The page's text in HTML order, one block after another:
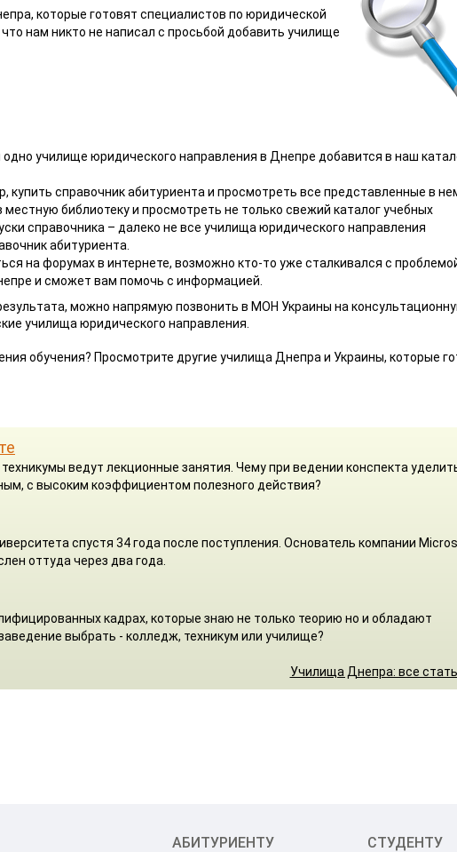
которые готовят специалистов по юридической
нам никто не написал с просьбой добавить училище
училище юридического направления в Днепре добавится в наш
купить справочник абитуриента и просмотреть все представленные в
библиотеку и просмотреть не только свежий каталог учебных
справочника – далеко не все училища юридического направления
абитуриента.
на форумах в интернете, возможно кто-то уже сталкивался с
и сможет вам помочь с информацией.
можно напрямую позвонить в МОН Украины на
училища юридического направления.
обучения? Просмотрите другие училища Днепра и Украины, которые
ведут лекционные занятия. Чему при ведении конспекта
с высоким коэффициентом полезного действия?
спустя 34 года после поступления. Основатель компании
оттуда через два года.
кадрах, которые знаю не только теорию но и обладают
выбрать - колледж, техникум или училище?
Училища Днепра: все
АБИТУРИЕНТУ СТУДЕНТУ